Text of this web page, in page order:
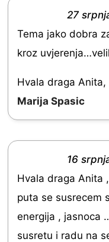
u
t
f
5
a
e
d
5
.
o
u
t
o
27
Tema jako dobra
kroz
Hvala draga
Marija Spasic
e
16
Hvala draga Anita
puta se susrecem
energija , jasnoca
susretu i radu na